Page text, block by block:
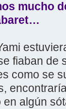
mucho
fiaban de
como se
en algún